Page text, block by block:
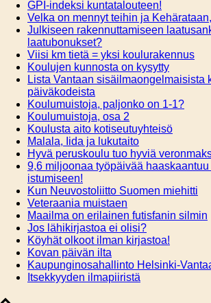
GPI-indeksi kuntatalouteen!
Velka on mennyt teihin ja
Julkiseen rakennuttamiseen
laatubonukset?
Viisi km tietä = yksi koulurakennus
Koulujen kunnosta on kysytty
Lista Vantaan sisäilmaongelmaisista
päiväkodeista
Koulumuistoja, paljonko on 1-1?
Koulumuistoja, osa 2
Koulusta aito kotiseutuyhteisö
Malala, Iida ja lukutaito
Hyvä peruskoulu tuo hyviä
9,6 miljoonaa työpäivää
istumiseen!
Kun Neuvostoliitto Suomen miehitti
Veteraania muistaen
Maailma on erilainen futisfanin silmin
Jos lähikirjastoa ei olisi?
Köyhät olkoot ilman kirjastoa!
Kovan päivän ilta
Kaupunginosahallinto Helsinki-
Itsekkyyden ilmapiiristä